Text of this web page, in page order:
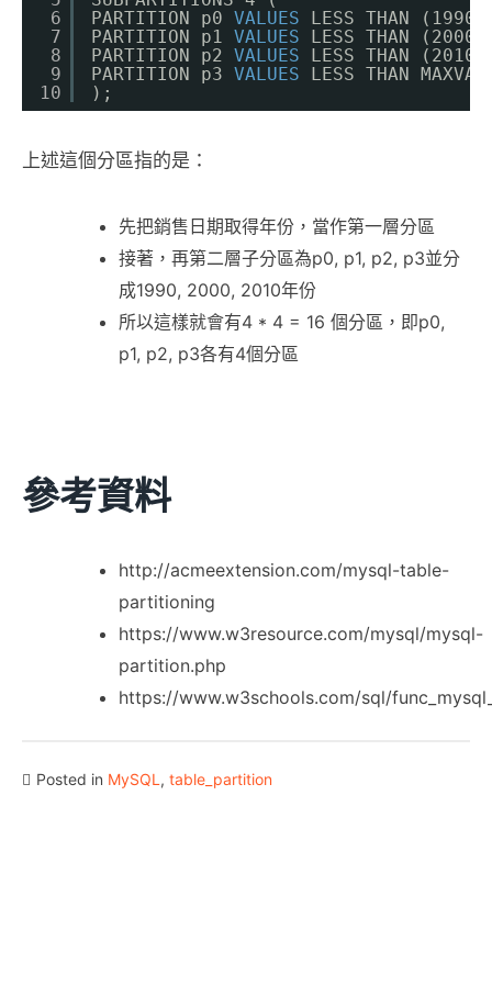
6
7
8
9
10
PARTITION p0 VALUES
LESS THAN
PARTITION p1 VALUES
LESS THAN
PARTITION p2 VALUES
LESS THAN
PARTITION p3 VALUES
LESS THAN
);
上述這個分區指的是：
先把銷售日期取得年份，當作第一層分區
接著，再第二層子分區為p0, p1, p2, p3並分
成1990, 2000, 2010年份
所以這樣就會有4 * 4 = 16 個分區，即p0,
p1, p2, p3各有4個分區
參考資料
http://acmeextension.com/mysql-table-
partitioning
https://www.w3resource.com/mysql/mysql-
partition.php
https://www.w3schools.com/sql/
Posted in MySQL , table_partition